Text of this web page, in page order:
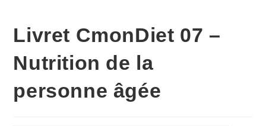
Livret CmonDiet 07 –
Nutrition de la
personne âgée